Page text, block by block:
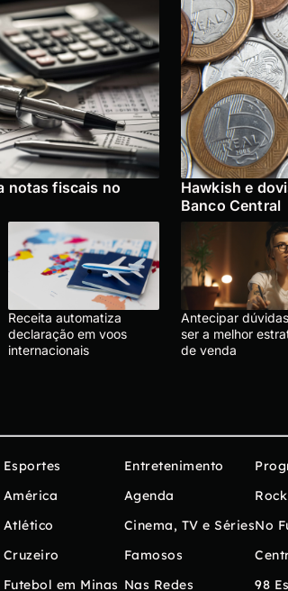
notas fiscais no
Hawkish e
Banco Central
Receita automatiza
declaração em voos
internacionais
Antecipar
ser a melhor
de venda
Esportes
América
Atlético
Cruzeiro
Futebol em Minas
Entretenimento
Agenda
Cinema, TV e Séries
Famosos
Nas Redes
No
98